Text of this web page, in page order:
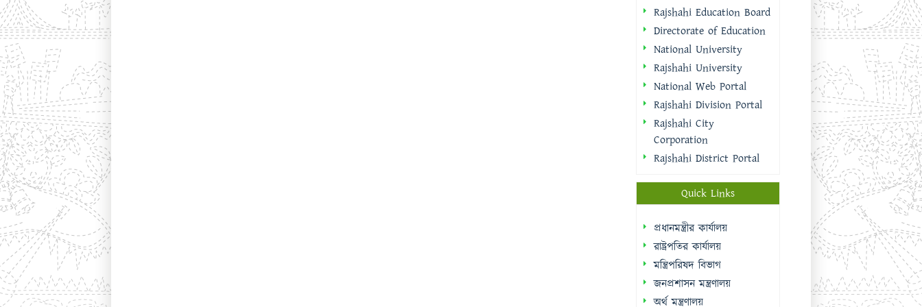
Rajshahi Education Board
Directorate of Education
National University
Rajshahi University
National Web Portal
Rajshahi Division Portal
Rajshahi City
Corporation
Rajshahi District Portal
Quick Links
প্রধানমন্ত্রীর কার্যালয়
রাষ্ট্রপতির কার্যালয়
মন্ত্রিপরিষদ বিভাগ
জনপ্রশাসন মন্ত্রণালয়
অর্থ মন্ত্রণালয়